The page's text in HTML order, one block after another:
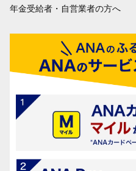
年金受給者・自営業者の方へ